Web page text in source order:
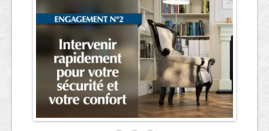
Contact et devis